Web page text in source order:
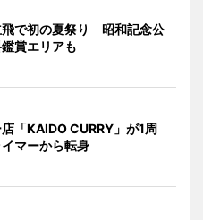
飛で初の夏祭り 昭和記念公
賞エリアも
「KAIDO CURRY」が1周
マーから転身